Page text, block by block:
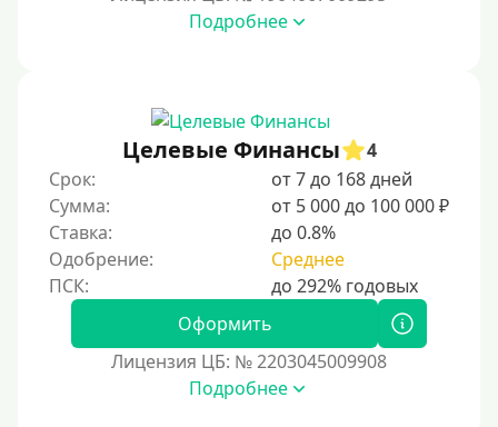
5000 руб
6000 руб
7000 руб
8000 руб
10000 руб
Подробнее
Целевые Финансы
4
Срок:
от 7 до 168 дней
Сумма:
от 5 000 до 100 000 ₽
Ставка:
до 0.8%
Одобрение:
Среднее
Оформить
Лицензия ЦБ: № 2203045009908
Подробнее